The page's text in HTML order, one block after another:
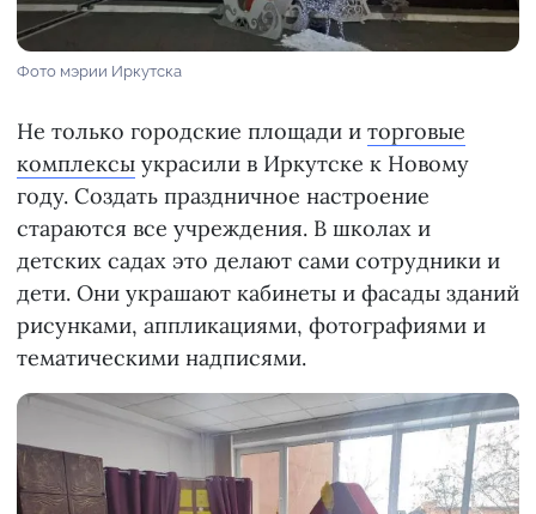
Фото мэрии Иркутска
Не только городские площади и торговые
комплексы украсили в Иркутске к Новому
году. Создать праздничное настроение
стараются все учреждения. В школах и
детских садах это делают сами сотрудники и
дети. Они украшают кабинеты и фасады зданий
рисунками, аппликациями, фотографиями и
тематическими надписями.